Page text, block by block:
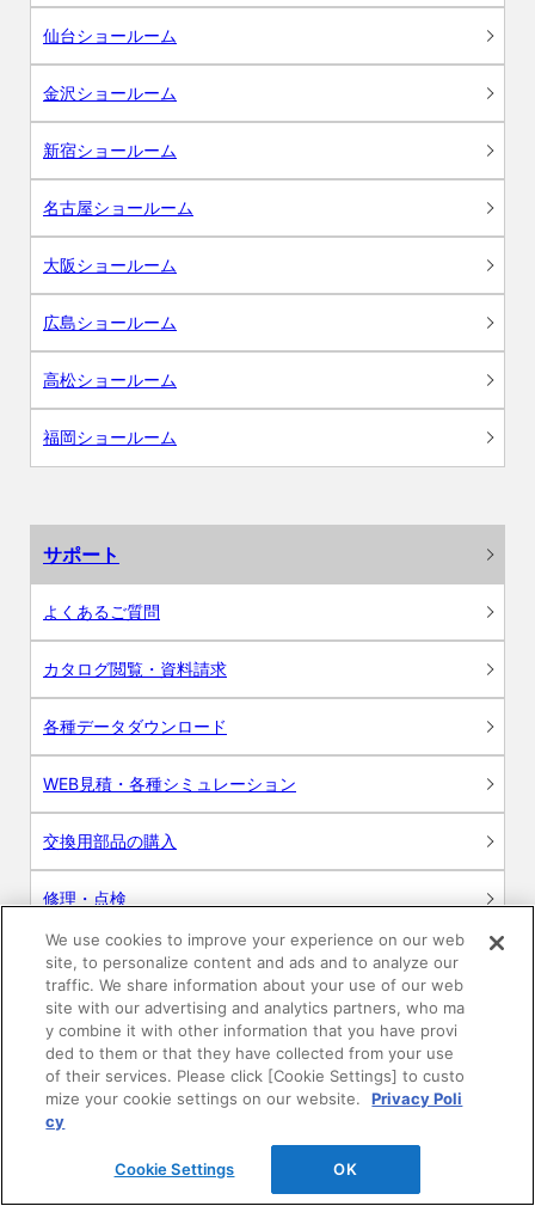
仙台ショールーム
金沢ショールーム
新宿ショールーム
名古屋ショールーム
大阪ショールーム
広島ショールーム
高松ショールーム
福岡ショールーム
サポート
よくあるご質問
カタログ閲覧・資料請求
各種データダウンロード
WEB見積・各種シミュレーション
交換用部品の購入
修理・点検
お問い合わせ
ログイン
建築・設計関係者様向けサイト
ユーザー登録サービス
WEB見積システム
We use cookies to improve your experience on our web
site, to personalize content and ads and to analyze our
traffic. We share information about your use of our web
site with our advertising and analytics partners, who ma
y combine it with other information that you have provi
ded to them or that they have collected from your use
of their services. Please click [Cookie Settings] to custo
mize your cookie settings on our website.
Privacy Poli
cy
Cookie Settings OK